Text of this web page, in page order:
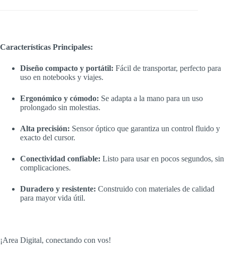
Características Principales:
Diseño compacto y portátil: Fácil de transportar, perfecto para
uso en notebooks y viajes.
Ergonómico y cómodo: Se adapta a la mano para un uso
prolongado sin molestias.
Alta precisión: Sensor óptico que garantiza un control fluido y
exacto del cursor.
Conectividad confiable: Listo para usar en pocos segundos, sin
complicaciones.
Duradero y resistente: Construido con materiales de calidad
para mayor vida útil.
¡Area Digital, conectando con vos!